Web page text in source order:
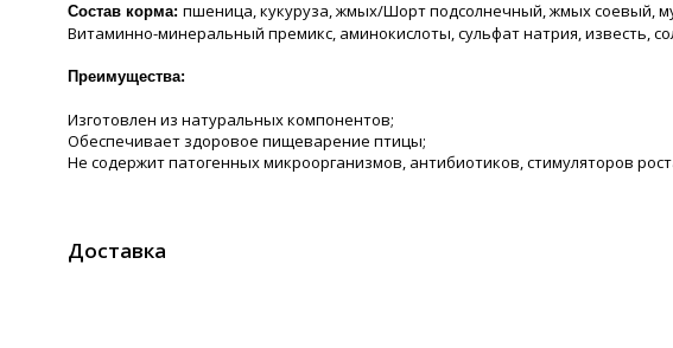
Состав корма: пшеница, кукуруза, жмых/Шорт подсолнечный, жмых соевый,
Витаминно-минеральный премикс, аминокислоты, сульфат натрия, известь,
Преимущества:
Изготовлен из натуральных компонентов;
Обеспечивает здоровое пищеварение птицы;
Не содержит патогенных микроорганизмов, антибиотиков, стимуляторов
Доставка